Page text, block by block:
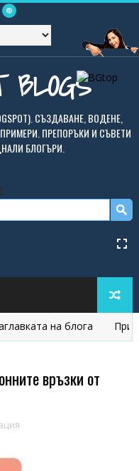
BLOGS
СЪЗДАВАНЕ, ВОДЕНЕ,
ПРЕПОРЪКИ И СЪВЕТИ
БЛОГЪРИ.
на блога
връзки от